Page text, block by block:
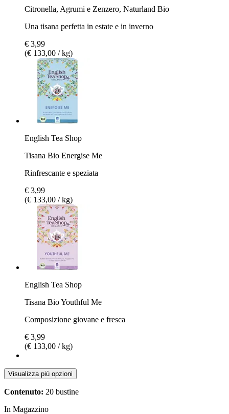
Citronella, Agrumi e Zenzero, Naturland Bio
Una tisana perfetta in estate e in inverno
€ 3,99
(€ 133,00 / kg)
English Tea Shop
Tisana Bio Energise Me
Rinfrescante e speziata
€ 3,99
(€ 133,00 / kg)
English Tea Shop
Tisana Bio Youthful Me
Composizione giovane e fresca
€ 3,99
(€ 133,00 / kg)
Visualizza più opzioni
Contenuto: 20 bustine
In Magazzino